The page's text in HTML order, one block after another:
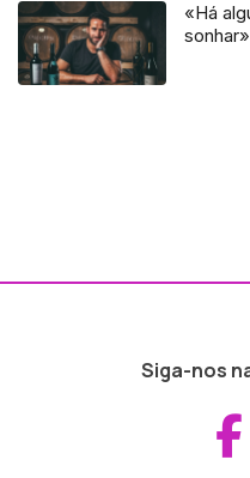
«Há
Siga-nos